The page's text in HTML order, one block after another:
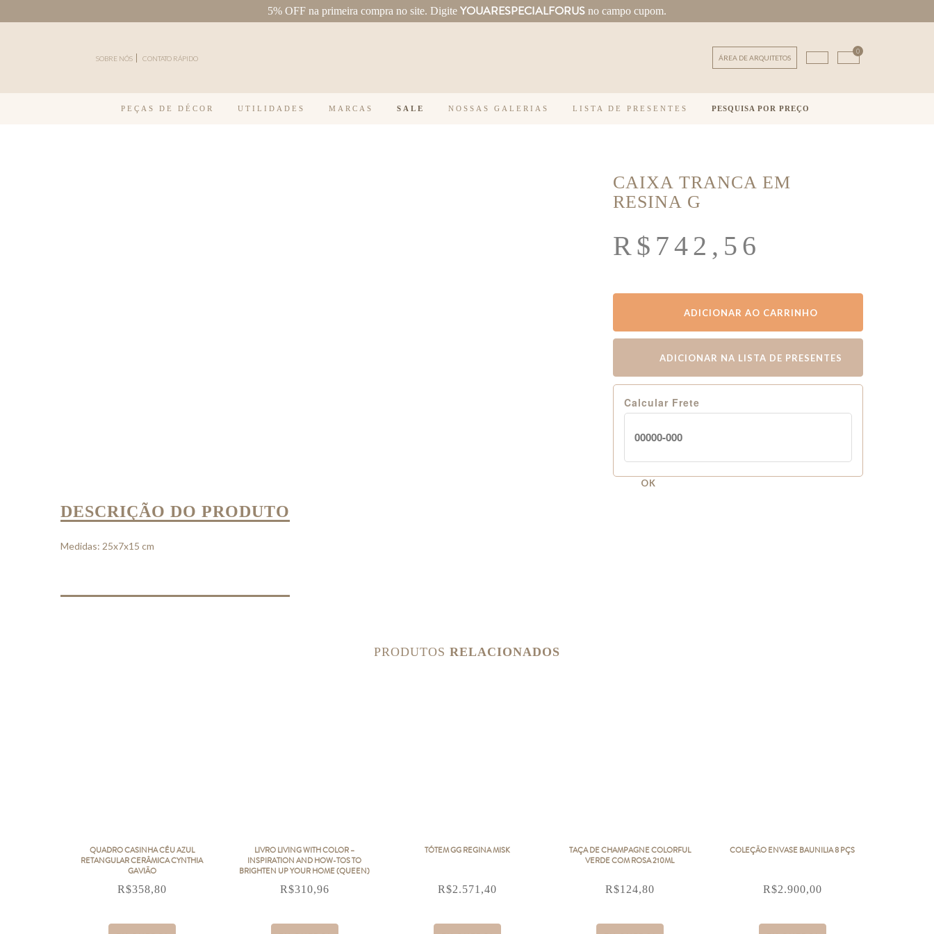
5% OFF na primeira compra no site. Digite YOUARESPECIALFORUS no campo cupom.
SOBRE NÓS CONTATO RÁPIDO ÁREA DE ARQUITETOS
0
PEÇAS DE DÉCOR UTILIDADES MARCAS SALE NOSSAS GALERIAS LISTA DE PRESENTES PESQUISA POR PREÇO
CAIXA TRANCA EM
RESINA G
R$ 742,56
ADICIONAR AO CARRINHO
ADICIONAR NA LISTA DE PRESENTES
Calcular Frete
OK
DESCRIÇÃO DO PRODUTO
Medidas: 25x7x15 cm
PRODUTOS RELACIONADOS
QUADRO CASINHA CÉU AZUL
RETANGULAR CERÂMICA CYNTHIA
GAVIÃO
R$358,80
LIVRO LIVING WITH COLOR –
INSPIRATION AND HOW-TOS TO
BRIGHTEN UP YOUR HOME (QUEEN)
R$310,96
TÓTEM GG REGINA MISK
R$2.571,40
TAÇA DE CHAMPAGNE COLORFUL
VERDE COM ROSA 210ML
R$124,80
COLEÇÃO ENVASE BAUNILIA 8 PÇS
R$2.900,00